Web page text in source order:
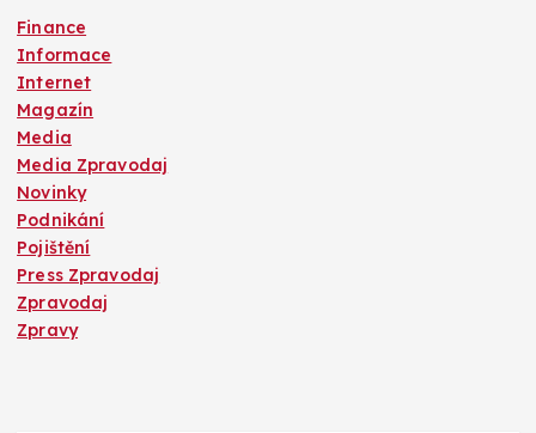
Finance
Informace
Internet
Magazín
Media
Media Zpravodaj
Novinky
Podnikání
Pojištění
Press Zpravodaj
Zpravodaj
Zpravy